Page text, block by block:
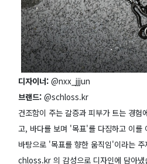
디자이너: @nxx_jjjun
브랜드: @schloss.kr
건조함이 주는 갈증과 피부가 트는 경
고, 바다를 보며 '목표'를 다짐하고 이를
바탕으로 '목표를 향한 움직임'이라는
chloss.kr 의 감성으로 디자인에 담아냈